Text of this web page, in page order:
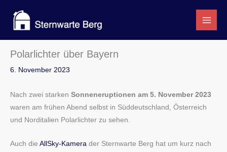
Inhalt
springen
Polarlichter über Bayern
6. November 2023
Nach zwei starken Sonneneruptionen am 5. November 2023
waren am frühen Abend selbst in Süddeutschland, Österreich
und Norditalien Polarlichter zu sehen.
Auch die AllSky-Kamera der Sternwarte Berg hat um kurz nach